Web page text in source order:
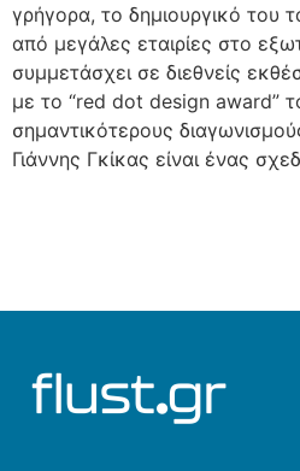
γρήγορα, το δημιουργικό του
από μεγάλες εταιρίες στο
συμμετάσχει σε διεθνείς
με το “red dot design award”
σημαντικότερους
Γιάννης Γκίκας είναι ένας